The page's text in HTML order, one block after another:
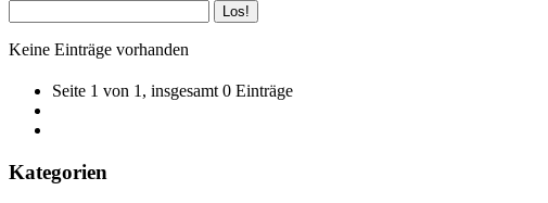
Keine Einträge vorhanden
Seite 1 von 1, insgesamt 0 Einträge
Kategorien